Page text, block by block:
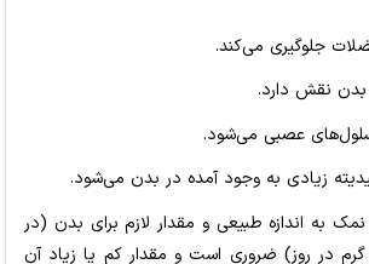
جلوگیری می‌کند.
بدن نقش دارد.
عصبی می‌شود.
زیادی به وجود آمده در بدن می‌شود.
به اندازه طبیعی و مقدار لازم برای بدن (در
بزرگسالان حدود ۵-۶ گرم در روز) ضروری است و مقدار کم یا زیاد آن